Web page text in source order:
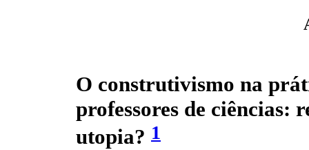
O construtivismo na
professores de ciências:
utopia? 1